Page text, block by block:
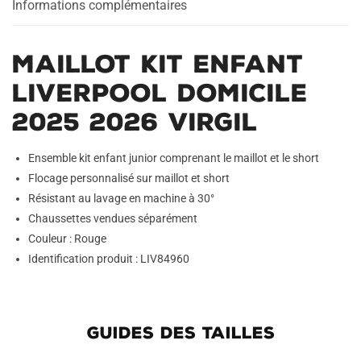
Virgil
Informations complémentaires
Maillot Kit Enfant
Liverpool Domicile
2025 2026 Virgil
Ensemble kit enfant junior comprenant le maillot et le short
Flocage personnalisé sur maillot et short
Résistant au lavage en machine à 30°
Chaussettes vendues séparément
Couleur : Rouge
Identification produit : LIV84960
GUIDES DES TAILLES